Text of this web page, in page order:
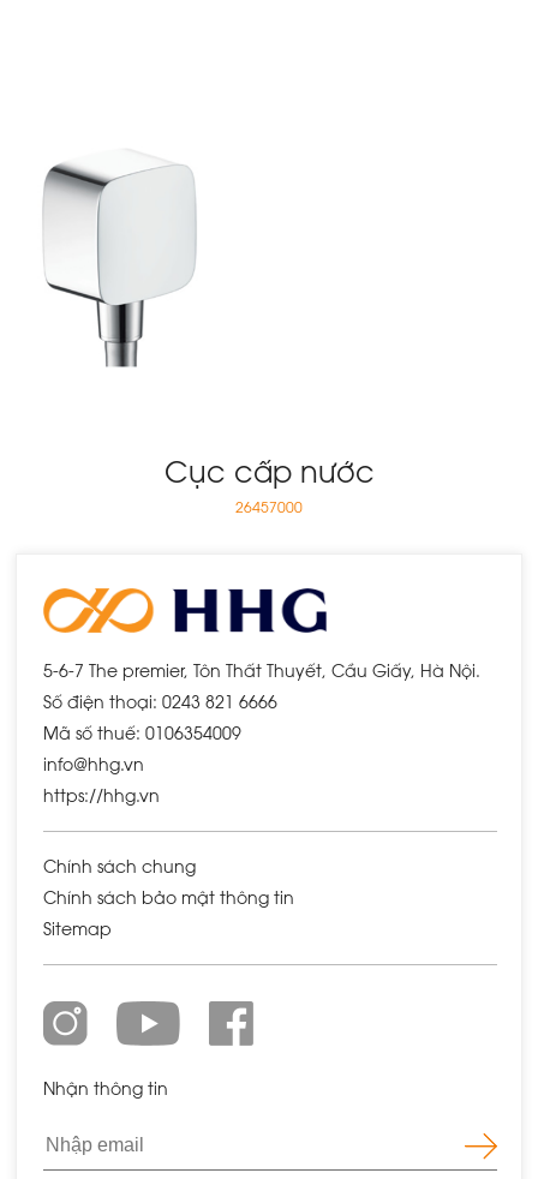
Cục cấp nước
26457000
5-6-7 The premier, Tôn Thất Thuyết, Cầu Giấy, Hà Nội.
Số điện thoại: 0243 821 6666
Mã số thuế: 0106354009
info@hhg.vn
https://hhg.vn
Chính sách chung
Chính sách bảo mật thông tin
Sitemap
Nhận thông tin